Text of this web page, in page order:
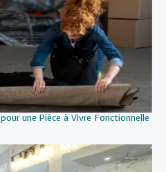
une Pièce à Vivre Fonctionnelle